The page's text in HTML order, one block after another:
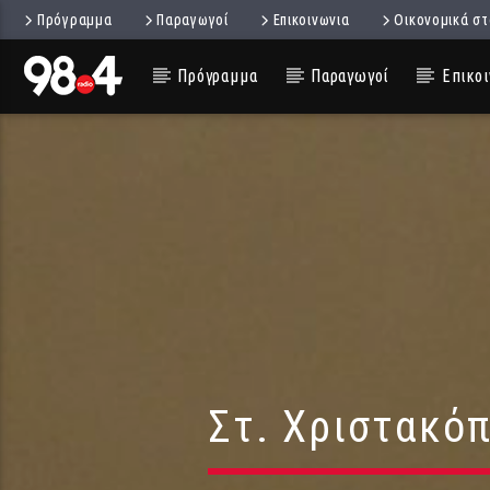
Πρόγραμμα Παραγωγοί Επικοινωνια Οικονομικά
Πρόγραμμα Παραγωγοί
Στ.